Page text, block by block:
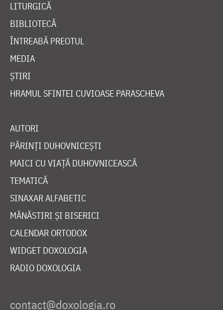
LITURGICĂ
BIBLIOTECĂ
ÎNTREABĂ PREOTUL
MEDIA
ȘTIRI
HRAMUL SFINTEI CUVIOASE PARASCHEVA
AUTORI
PĂRINȚI DUHOVNICEȘTI
MAICI CU VIAȚĂ DUHOVNICEASCĂ
TEMATICĂ
SINAXAR ALFABETIC
MĂNĂSTIRI ȘI BISERICI
CALENDAR ORTODOX
WIDGET DOXOLOGIA
RADIO DOXOLOGIA